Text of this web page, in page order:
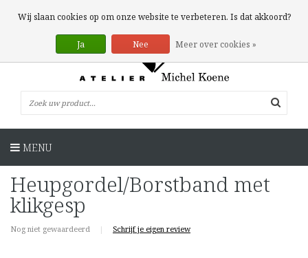
0 Artikelen
MENU
Heupgordel/Borstband met
klikgesp
Nog niet gewaardeerd | Schrijf je eigen review
Wij slaan cookies op om onze website te verbeteren. Is dat akkoord?
Ja Nee Meer over cookies »